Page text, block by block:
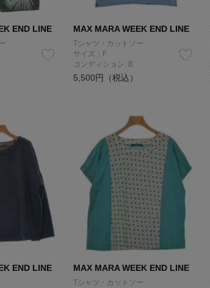
END LINE MAX MARA WEEK END LINE
Tシャツ・カットソー
サイズ：F
コンディション: B
5,500円（税込）
END LINE MAX MARA WEEK END LINE
Tシャツ・カットソー